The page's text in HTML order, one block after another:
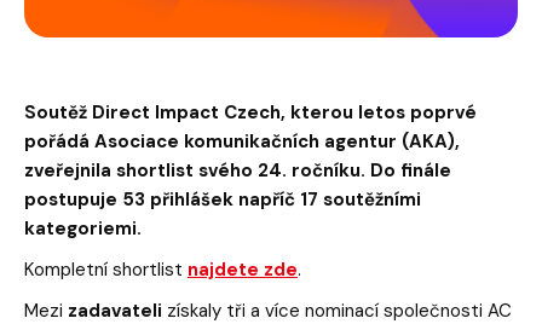
Soutěž Direct Impact Czech, kterou letos poprvé
pořádá Asociace komunikačních agentur (AKA),
zveřejnila shortlist svého 24. ročníku. Do finále
postupuje 53 přihlášek napříč 17 soutěžními
kategoriemi.
Kompletní shortlist najdete zde.
Mezi zadavateli získaly tři a více nominací společnosti AC